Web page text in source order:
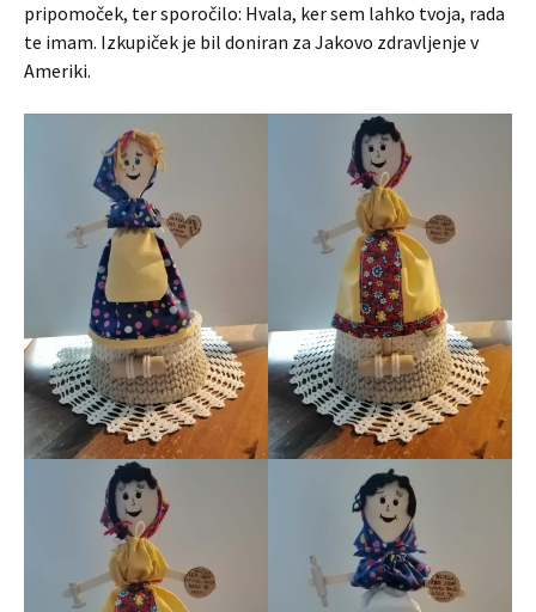
pripomoček, ter sporočilo: Hvala, ker sem lahko tvoja, rada
te imam. Izkupiček je bil doniran za Jakovo zdravljenje v
Ameriki.